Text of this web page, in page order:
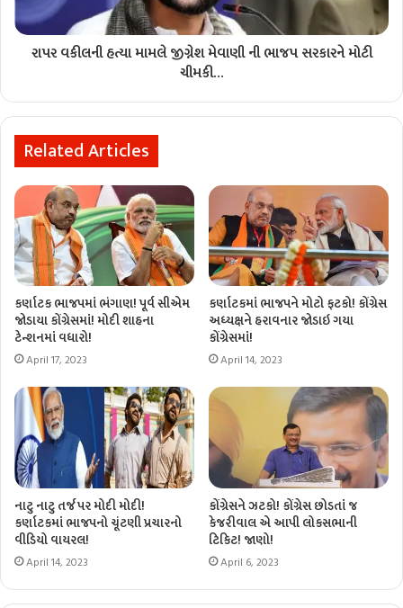
રાપર વકીલની હત્યા મામલે જીગ્નેશ મેવાણી ની ભાજપ સરકારને મોટી
ચીમકી…
Related Articles
કર્ણાટક ભાજપમાં ભંગાણ! પૂર્વ સીએમ
જોડાયા કોંગ્રેસમાં! મોદી શાહના
ટેન્શનમાં વધારો!
April 17, 2023
કર્ણાટકમાં ભાજપને મોટો ફટકો! કોંગ્રેસ
અધ્યક્ષને હરાવનાર જોડાઇ ગયા
કોંગ્રેસમાં!
April 14, 2023
નાટુ નાટુ તર્જ પર મોદી મોદી!
કર્ણાટકમાં ભાજપનો ચૂંટણી પ્રચારનો
વીડિયો વાયરલ!
April 14, 2023
કોંગ્રેસને ઝટકો! કોંગ્રેસ છોડતાં જ
કેજરીવાલ એ આપી લોકસભાની
ટિકિટ! જાણો!
April 6, 2023